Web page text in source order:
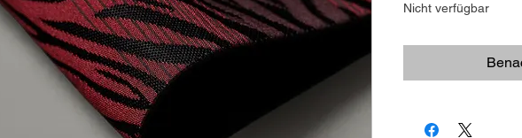
Nicht verfügbar